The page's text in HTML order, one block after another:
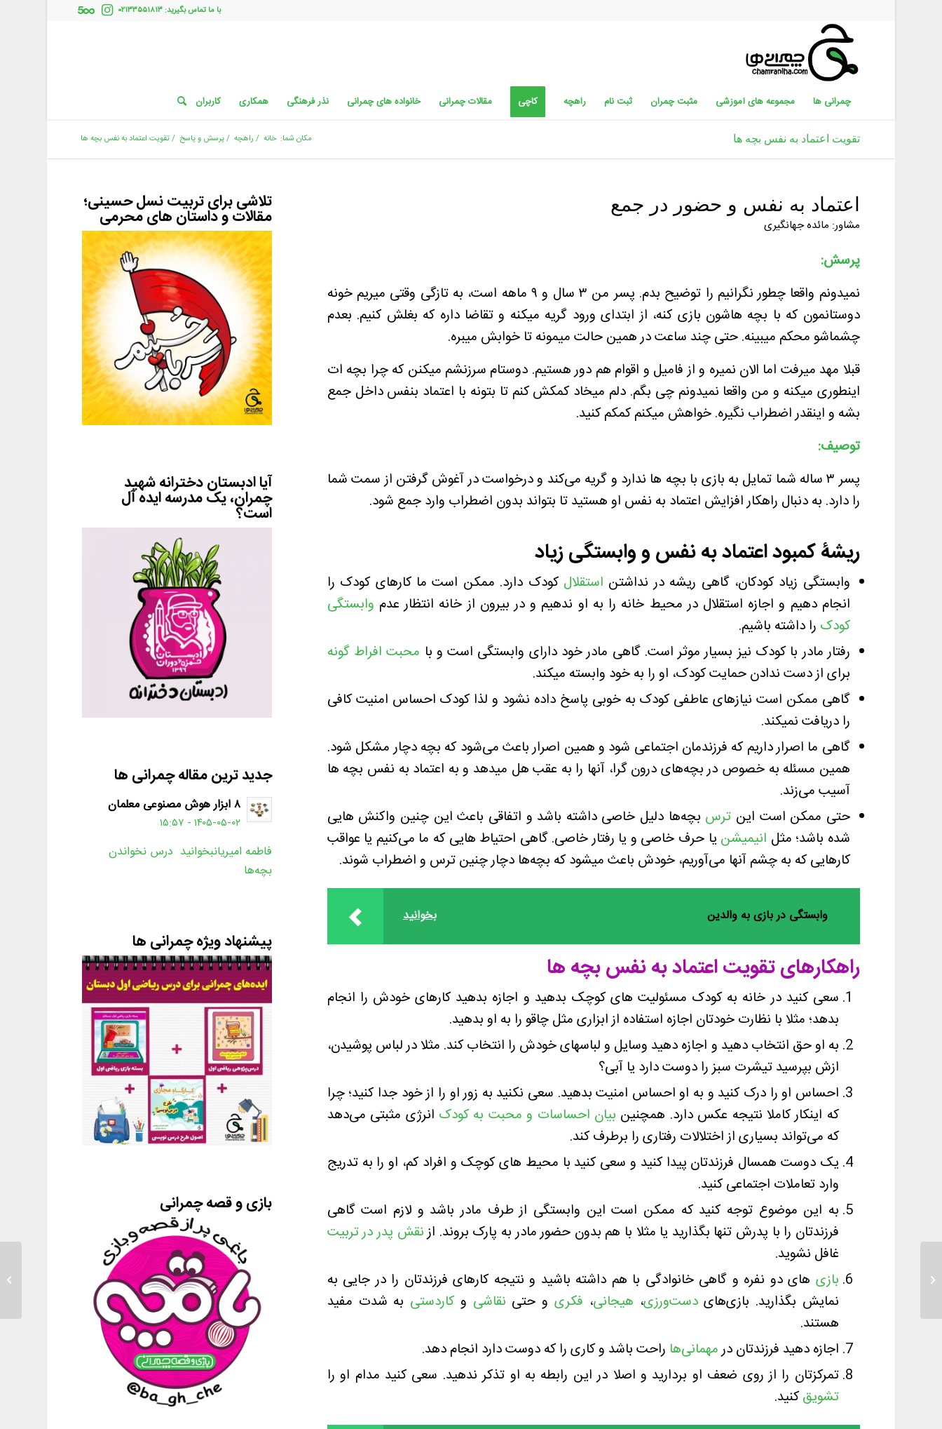
با ما تماس بگیرید: ۰۲۱۳۳۵۵۱۸۱۳
چمرانی ها مجموعه های آموزشی مثبت چمران ثبت نام راهچه کاچی مقالات چمرانی خانواده های چمرانی نذر فرهنگی همکاری کاربران
تقویت اعتماد به نفس بچه ها مکان شما: خانه / راهچه /پرسش و پاسخ /تقویت اعتماد به نفس بچه ها
اعتماد به نفس و حضور در جمع
مشاور: مائده جهانگیری
پرسش:
نمیدونم واقعا چطور نگرانیم را توضیح بدم. پسر من ۳ سال و ۹ ماهه است، به تازگی وقتی میریم خونه
دوستانمون که با بچه هاشون بازی کنه، از ابتدای ورود گریه میکنه و تقاضا داره که بغلش کنیم. بعدم
چشماشو محکم میبینه. حتی چند ساعت در همین حالت میمونه تا خوابش میبره.
قبلا مهد میرفت اما الان نمیره و از فامیل و اقوام هم دور هستیم. دوستام سرزنشم میکنن که چرا بچه ات
اینطوری میکنه و من واقعا نمیدونم چی بگم. دلم میخاد کمکش کنم تا بتونه با اعتماد بنفس داخل جمع
بشه و اینقدر اضطراب نگیره. خواهش میکنم کمکم کنید.
توصیف:
پسر ۳ ساله شما تمایل به بازی با بچه ها ندارد و گریه می‌کند و درخواست در آغوش گرفتن از سمت شما
را دارد. به دنبال راهکار افزایش اعتماد به نفس او هستید تا بتواند بدون اضطراب وارد جمع شود.
ریشۀ کمبود اعتماد به نفس و وابستگی زیاد
وابستگی زیاد کودکان، گاهی ریشه در نداشتن استقلال کودک دارد. ممکن است ما کارهای کودک را
انجام دهیم و اجازه استقلال در محیط خانه را به او ندهیم و در بیرون از خانه انتظار عدم وابستگی
کودک را داشته باشیم.
رفتار مادر با کودک نیز بسیار موثر است. گاهی مادر خود دارای وابستگی است و با محبت افراط گونه
برای از دست ندادن حمایت کودک، او را به خود وابسته میکند.
گاهی ممکن است نیازهای عاطفی کودک به خوبی پاسخ داده نشود و لذا کودک احساس امنیت کافی
را دریافت نمیکند.
گاهی ما اصرار داریم که فرزندمان اجتماعی شود و همین اصرار باعث می‌شود که بچه دچار مشکل شود.
همین مسئله به خصوص در بچه‌های درون گرا، آنها را به عقب هل میدهد و به اعتماد به نفس بچه ها
آسیب می‌زند.
حتی ممکن است این ترس بچه‌ها دلیل خاصی داشته باشد و اتفاقی باعث این چنین واکنش هایی
شده باشد؛ مثل انیمیشنیا حرف خاصی و یا رفتار خاصی. گاهی احتیاط هایی که ما می‌کنیم یا عواقب
کارهایی که به چشم آنها می‌آوریم، خودش باعث میشود که بچه‌ها دچار چنین ترس و اضطراب شوند.
بخوانید وابستگی در بازی به والدین
راهکارهای تقویت اعتماد به نفس بچه ها
سعی کنید در خانه به کودک مسئولیت های کوچک بدهید و اجازه بدهید کارهای خودش را انجام
بدهد؛ مثلا با نظارت خودتان اجازه استفاده از ابزاری مثل چاقو را به او بدهید.
به او حق انتخاب دهید و اجازه دهید وسایل و لباسهای خودش را انتخاب کند. مثلا در لباس پوشیدن،
ازش بپرسید تیشرت سبز را دوست دارد یا آبی؟
احساس او را درک کنید و به او احساس امنیت بدهید. سعی نکنید به زور او را از خود جدا کنید؛ چرا
که اینکار کاملا نتیجه عکس دارد. همچنین بیان احساسات و محبت به کودک انرژی مثبتی می‌دهد
که می‌تواند بسیاری از اختلالات رفتاری را برطرف کند.
یک دوست همسال فرزندتان پیدا کنید و سعی کنید با محیط های کوچک و افراد کم، او را به تدریج
وارد تعاملات اجتماعی کنید.
به این موضوع توجه کنید که ممکن است این وابستگی از طرف مادر باشد و لازم است گاهی
فرزندتان را با پدرش تنها بگذارید یا مثلا با هم بدون حضور مادر به پارک بروند. ازنقش پدر در تربیت
غافل نشوید.
بازی های دو نفره و گاهی خانوادگی با هم داشته باشید و نتیجه کارهای فرزندتان را در جایی به
نمایش بگذارید. بازی‌هایدست‌ورزی، هیجانی، فکری و حتی نقاشی وکاردستی به شدت مفید
هستند.
اجازه دهید فرزندتان درمهمانی‌ها راحت باشد و کاری را که دوست دارد انجام دهد.
تمرکزتان را از روی ضعف او بردارید و اصلا در این رابطه به او تذکر ندهید. سعی کنید مدام او را
تشویقکنید.
تلاشی برای تربیت نسل حسینی؛
مقالات و داستان های محرمی
آیا ادبستان دخترانه شهید
چمران، یک مدرسه ایده آل
است؟
جدید ترین مقاله چمرانی ها
۸ ابزار هوش مصنوعی معلمان
۱۴۰۵-۰۵-۰۲ - ۱۵:۵۷
فاطمه امیریانبخوانید درس نخواندن
بچه‌ها
پیشنهاد ویژه چمرانی ها
بازی و قصه چمرانی
جدا کردن محل خواب